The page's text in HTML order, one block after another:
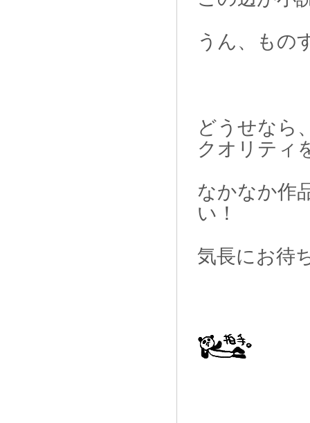
うん、もの
どうせなら
クオリティ
なかなか作
い！
気長にお待